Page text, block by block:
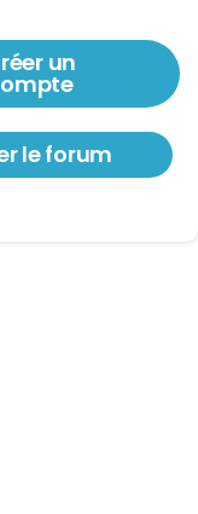
un
le forum